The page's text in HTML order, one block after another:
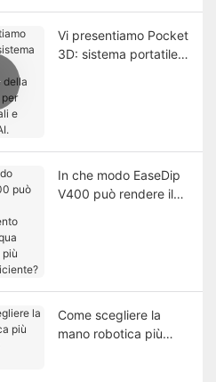
Vi presentiamo Pocket
3D: sistema portatile
In che modo EaseDip
V400 può rendere il
Come scegliere la
mano robotica più